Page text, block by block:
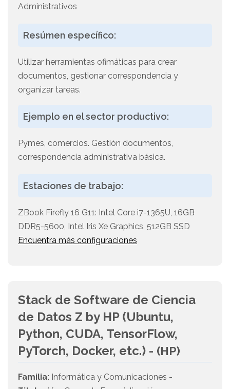
Administrativos
Resúmen específico:
Utilizar herramientas ofimáticas para crear
documentos, gestionar correspondencia y
organizar tareas.
Ejemplo en el sector productivo:
Pymes, comercios. Gestión documentos,
correspondencia administrativa básica.
Estaciones de trabajo:
ZBook Firefly 16 G11: Intel Core i7-1365U, 16GB
DDR5-5600, Intel Iris Xe Graphics, 512GB SSD
Encuentra más configuraciones
Stack de Software de Ciencia
de Datos Z by HP (Ubuntu,
Python, CUDA, TensorFlow,
PyTorch, Docker, etc.) - (HP)
Familia: Informática y Comunicaciones -